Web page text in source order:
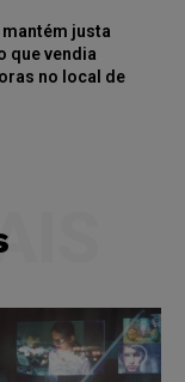
justa
que vendia
no local de